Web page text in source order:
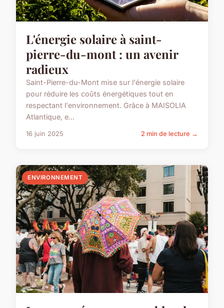
L'énergie solaire à saint-
pierre-du-mont : un avenir
radieux
Saint-Pierre-du-Mont mise sur l'énergie solaire
pour réduire les coûts énergétiques tout en
respectant l'environnement. Grâce à MAISOLIA
Atlantique, e...
16 juin 2025 2 min de lecture →
ENVIRONNEMENT